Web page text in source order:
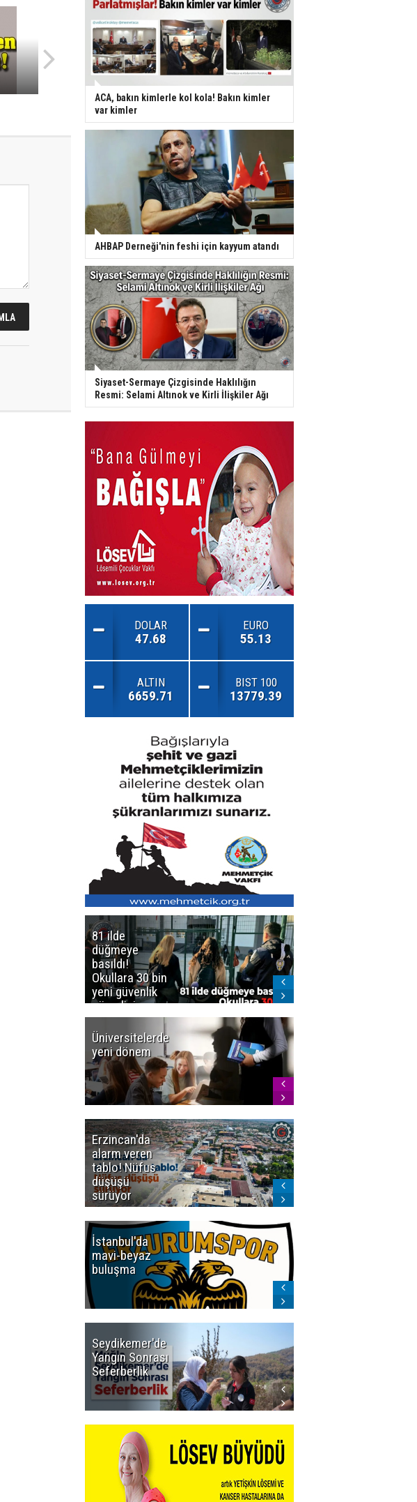
ACA, bakın kimlerle kol kola! Bakın kimler
var kimler
AHBAP Derneği'nin feshi için kayyum atandı
Siyaset-Sermaye Çizgisinde Haklılığın
Resmi: Selami Altınok ve Kirli İlişkiler Ağı
DOLAR
47.68
EURO
55.13
ALTIN
6659.71
BIST 100
13779.39
81 ilde
düğmeye
basıldı!
Okullara 30 bin
yeni güvenlik
görevlisi
Üniversitelerde
yeni dönem
Erzincan'da
alarm veren
tablo! Nüfus
düşüşü
sürüyor
İstanbul'da
mavi-beyaz
buluşma
Seydikemer'de
Yangın Sonrası
Seferberlik